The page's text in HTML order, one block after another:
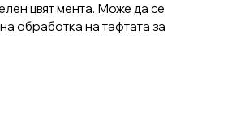
цвят мента. Може да се
обработка на тафтата за